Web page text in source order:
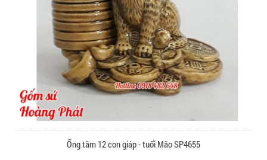
Ống tăm 12 con giáp - tuổi Mão SP4655